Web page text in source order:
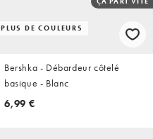
PLUS DE COULEURS
Bershka - Débardeur côtelé
basique - Blanc
6,99 €